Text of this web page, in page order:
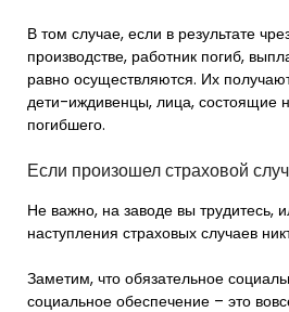
В том случае, если в результате
производстве, работник погиб,
равно осуществляются. Их
дети-иждивенцы, лица, состоящие
погибшего.
Если произошел страховой
Не важно, на заводе вы трудитесь,
наступления страховых случаев
Заметим, что обязательное
социальное обеспечение – это